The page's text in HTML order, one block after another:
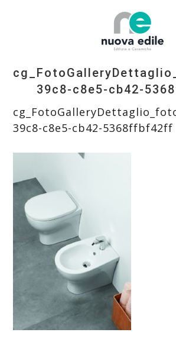
39c8-c8e5-cb42-
39c8-c8e5-cb42-5368ffbf42ff